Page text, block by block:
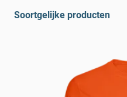
Soortgelijke producten